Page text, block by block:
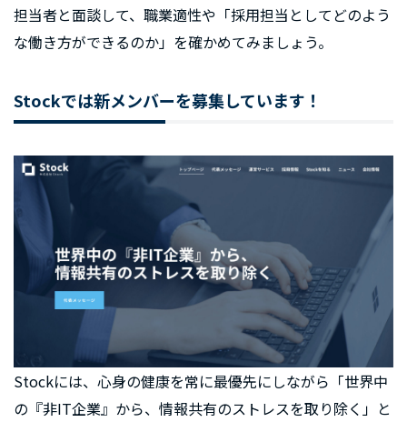
担当者と面談して、職業適性や「採用担当としてどのよう
な働き方ができるのか」を確かめてみましょう。
Stockでは新メンバーを募集しています！
Stockには、心身の健康を常に最優先にしながら「世界中
の『非IT企業』から、情報共有のストレスを取り除く」と